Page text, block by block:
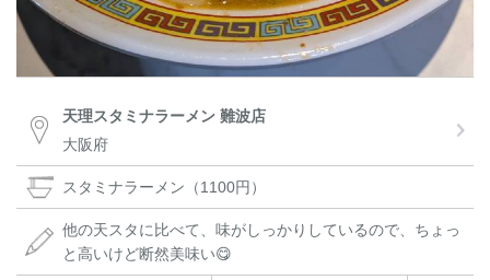
天理スタミナラーメン 難波店
大阪府
スタミナラーメン（1100円）
他の天スタに比べて、味がしっかりしているので、ちょっ
と高いけど断然美味い😋